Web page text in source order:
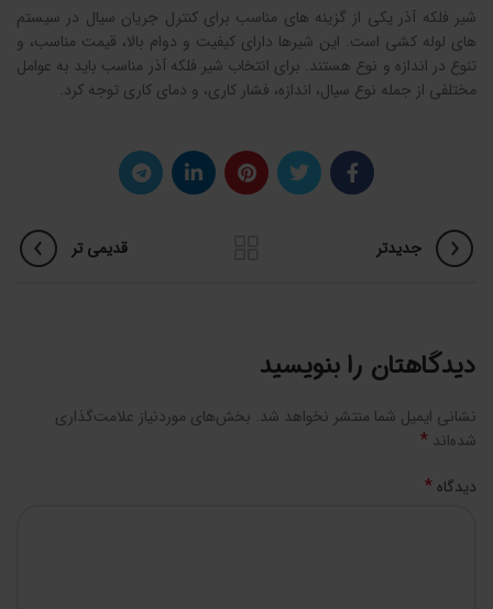
شیر فلکه آذر یکی از گزینه های مناسب برای کنترل جریان سیال در سیستم
های لوله کشی است. این شیرها دارای کیفیت و دوام بالا، قیمت مناسب، و
تنوع در اندازه و نوع هستند. برای انتخاب شیر فلکه آذر مناسب باید به عوامل
مختلفی از جمله نوع سیال، اندازه، فشار کاری، و دمای کاری توجه کرد.
جدیدتر قدیمی تر
دیدگاهتان را بنویسید
نشانی ایمیل شما منتشر نخواهد شد. بخش‌های موردنیاز علامت‌گذاری
شده‌اند *
دیدگاه*